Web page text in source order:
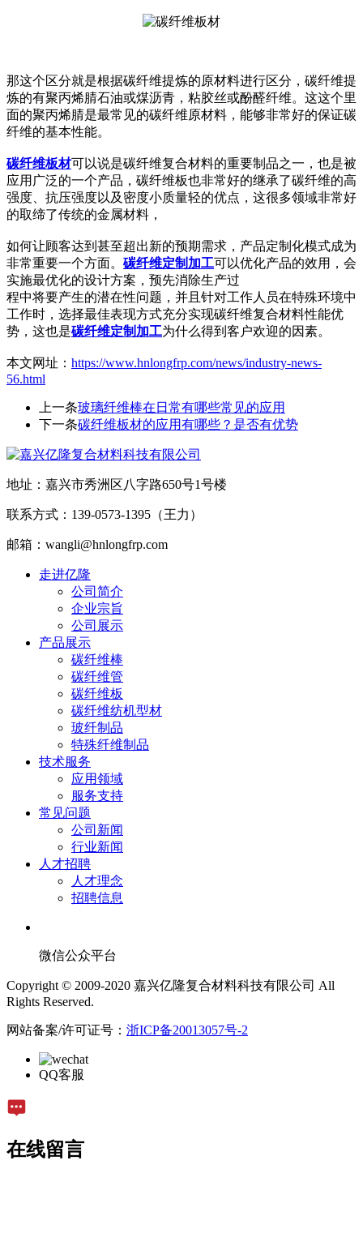
那这个区分就是根据碳纤维提炼的原材料进行区分，碳纤维提
炼的有聚丙烯腈石油或煤沥青，粘胶丝或酚醛纤维。这这个里
面的聚丙烯腈是最常见的碳纤维原材料，能够非常好的保证碳
纤维的基本性能。
碳纤维板材可以说是碳纤维复合材料的重要制品之一，也是被
应用广泛的一个产品，碳纤维板也非常好的继承了碳纤维的高
强度、抗压强度以及密度小质量轻的优点，这很多领域非常好
的取缔了传统的金属材料，
如何让顾客达到甚至超出新的预期需求，产品定制化模式成为
非常重要一个方面。 碳纤维定制加工可以优化产品的效用，会
实施最优化的设计方案，预先消除生产过
程中将要产生的潜在性问题，并且针对工作人员在特殊环境中
工作时，选择最佳表现方式充分实现碳纤维复合材料性能优
势，这也是碳纤维定制加工为什么得到客户欢迎的因素。
本文网址： https://www.hnlongfrp.com/news/industry-news-
56.html
上一条玻璃纤维棒在日常有哪些常见的应用
下一条碳纤维板材的应用有哪些？是否有优势
地址：嘉兴市秀洲区八字路650号1号楼
联系方式：139-0573-1395（王力）
邮箱：wangli@hnlongfrp.com
走进亿隆
公司简介
企业宗旨
公司展示
产品展示
碳纤维棒
碳纤维管
碳纤维板
碳纤维纺机型材
玻纤制品
特殊纤维制品
技术服务
应用领域
服务支持
常见问题
公司新闻
行业新闻
人才招聘
人才理念
招聘信息
微信公众平台
Copyright © 2009-2020 嘉兴亿隆复合材料科技有限公司 All
Rights Reserved.
网站备案/许可证号： 浙ICP备20013057号-2
QQ客服
在线留言